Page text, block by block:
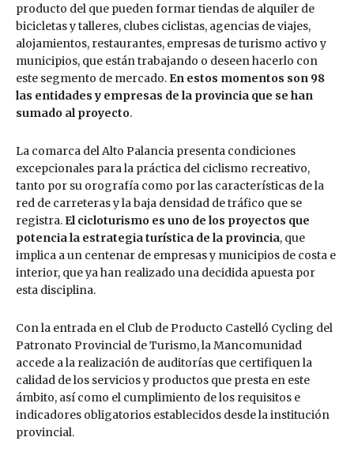
producto del que pueden formar tiendas de alquiler de
bicicletas y talleres, clubes ciclistas, agencias de viajes,
alojamientos, restaurantes, empresas de turismo activo y
municipios, que están trabajando o deseen hacerlo con
este segmento de mercado. En estos momentos son 98
las entidades y empresas de la provincia que se han
sumado al proyecto.
La comarca del Alto Palancia presenta condiciones
excepcionales para la práctica del ciclismo recreativo,
tanto por su orografía como por las características de la
red de carreteras y la baja densidad de tráfico que se
registra. El cicloturismo es uno de los proyectos que
potencia la estrategia turística de la provincia, que
implica a un centenar de empresas y municipios de costa e
interior, que ya han realizado una decidida apuesta por
esta disciplina.
Con la entrada en el Club de Producto Castelló Cycling del
Patronato Provincial de Turismo, la Mancomunidad
accede a la realización de auditorías que certifiquen la
calidad de los servicios y productos que presta en este
ámbito, así como el cumplimiento de los requisitos e
indicadores obligatorios establecidos desde la institución
provincial.